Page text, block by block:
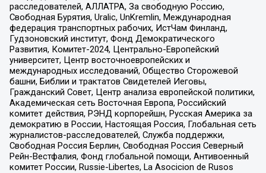
расследователей, АЛЛАТРА, За свободную Россию,
Свободная Бурятия, Uralic, UnKremlin, Международная
федерация транспортных рабочих, ИстЧам Финланд,
Гудзоновский институт, Фонд Демократического
Развития, Комитет-2024, Центрально-Европейский
университет, Центр восточноевропейских и
международных исследований, Общество Сторожевой
башни, Библии и трактатов Свидетелей Иеговы,
Гражданский Совет, Центр анализа европейской политики,
Академическая сеть Восточная Европа, Российский
комитет действия, РЭНД корпорейшн, Русская Америка за
демократию в России, Настоящая Россия, Глобальная сеть
журналистов-расследователей, Служба поддержки,
Свободная Россия Берлин, Свободная Россия Северный
Рейн-Вестфалия, Фонд глобальной помощи, Антивоенный
комитет России, Russie-Libertes, La Asocicion de Rusos